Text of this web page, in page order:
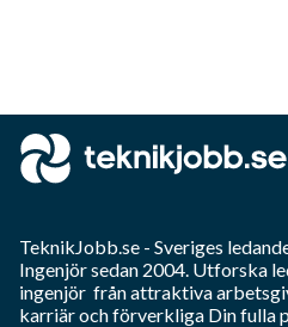
TeknikJobb.se - Sveriges
Ingenjörsedan 2004. Utforska
ingenjör från attraktiva
karriär och förverkliga Din fulla